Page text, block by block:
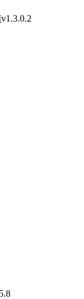
v1.3.0.2